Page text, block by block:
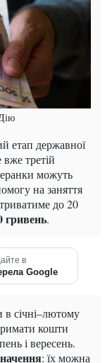
етап державної
третій
можуть
на заняття
до 20
гривень.
в
Google
січні–лютому
кошти
і вересень.
: їх можна